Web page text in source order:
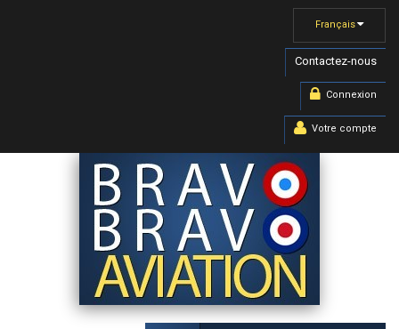
Français
Contactez-nous
Connexion
Votre compte